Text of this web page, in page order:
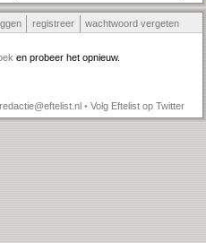
registreer wachtwoord vergeten
en probeer het opnieuw.
redactie@eftelist.nl • Volg Eftelist op Twitter